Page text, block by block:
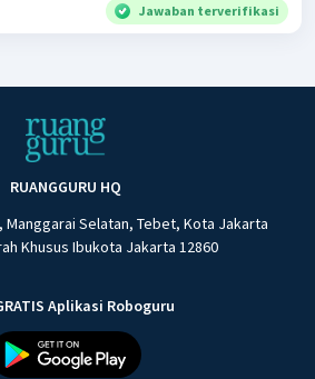
Jawaban terverifikasi
RUANGGURU HQ
Manggarai Selatan, Tebet, Kota Jakarta
Khusus Ibukota Jakarta 12860
Aplikasi Roboguru